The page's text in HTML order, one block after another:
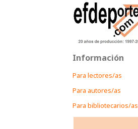
Información
Para lectores/as
Para autores/as
Para bibliotecarios/as